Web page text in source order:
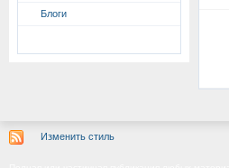
Блоги
Изменить стиль